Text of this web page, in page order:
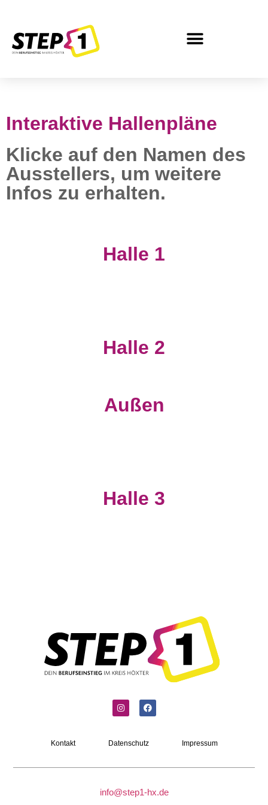
Interaktive Hallenpläne
Klicke auf den Namen des
Ausstellers, um weitere
Infos zu erhalten.
Halle 1
Halle 2
Außen
Halle 3
Kontakt Datenschutz Impressum
info@step1-hx.de